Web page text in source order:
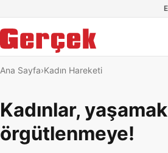
Ana Sayfa Kadın Hareketi
Kadınlar,
örgütlenmeye!